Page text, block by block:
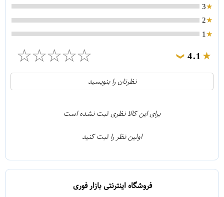
3
2
1
4.1
❯
☆
☆
☆
☆
☆
21
1
نظرتان را بنویسید
برای این کالا نظری ثبت نشده است
اولین نظر را ثبت کنید
فروشگاه اینترنتی بازار فوری